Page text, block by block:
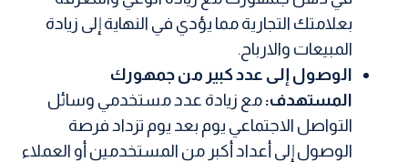
بعلامتك التجارية مما يؤدي في النهاية إلى زيادة
المبيعات والارباح.
الوصول إلى عدد كبير من جمهورك
المستهدف:مع زيادة عدد مستخدمي وسائل
التواصل الاجتماعي يوم بعد يوم تزداد فرصة
الوصول إلى أعداد أكبر من المستخدمين أو العملاء